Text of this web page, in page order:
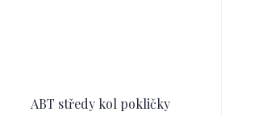
ABT středy kol pokličky